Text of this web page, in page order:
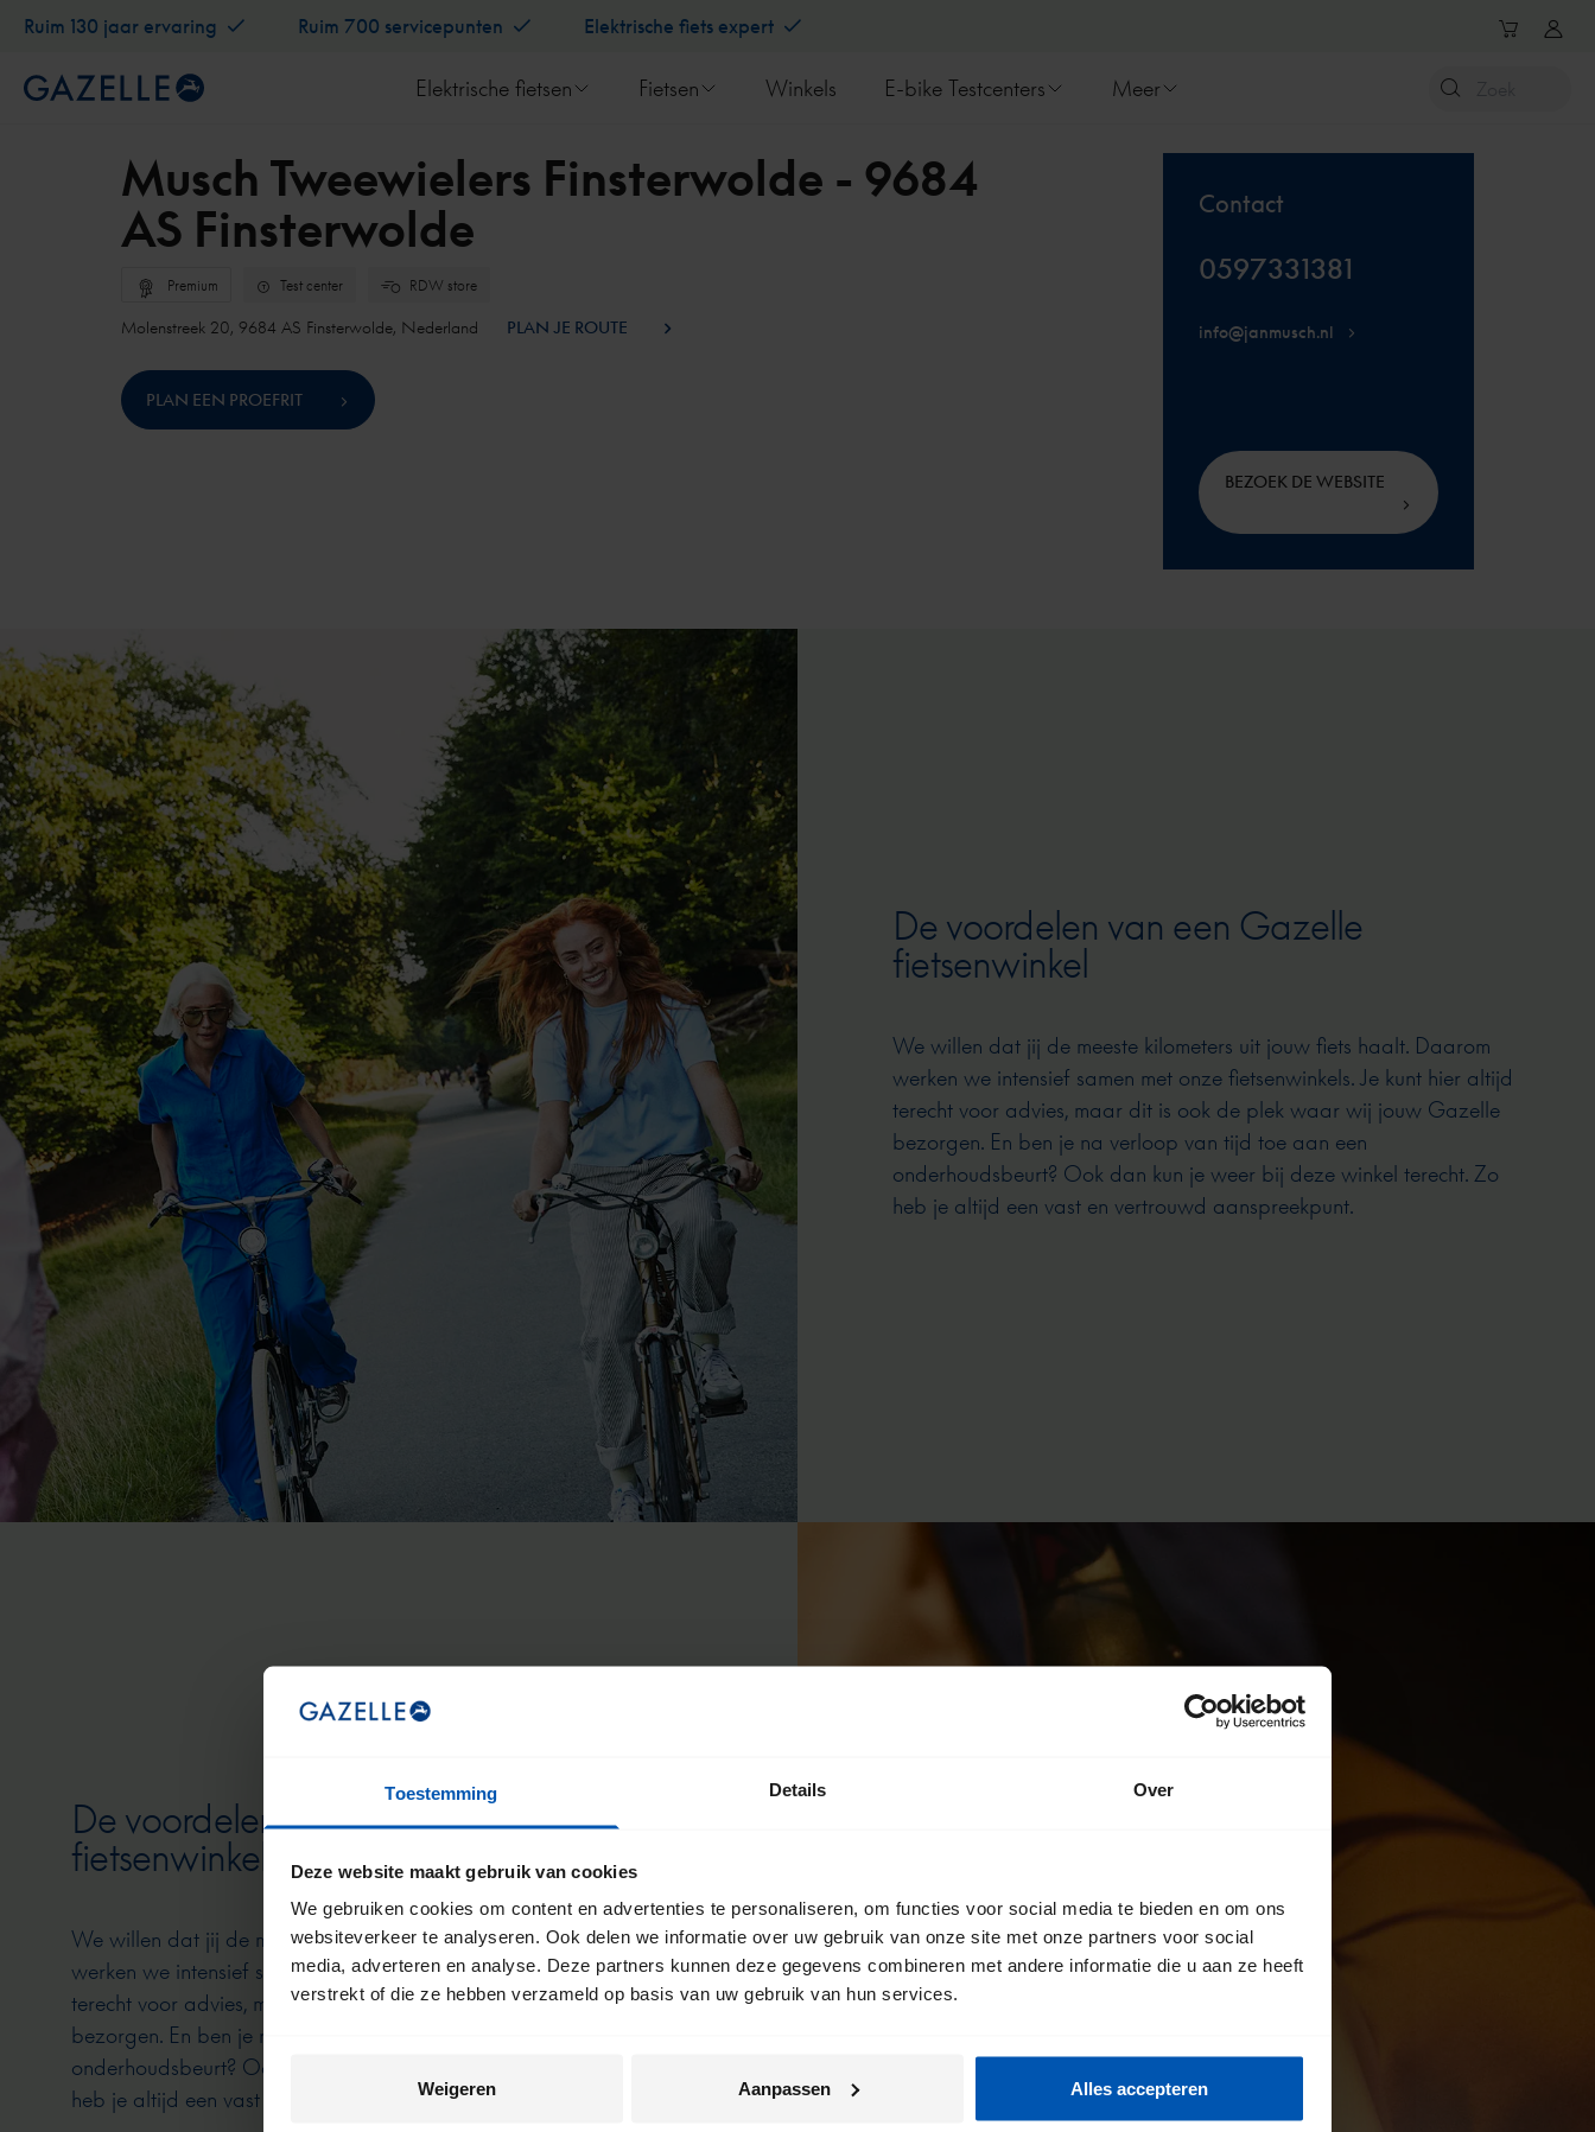
Toestemming Details Over
Deze website maakt gebruik van cookies
We gebruiken cookies om content en advertenties te personaliseren, om functies voor social media te bieden en om ons
websiteverkeer te analyseren. Ook delen we informatie over uw gebruik van onze site met onze partners voor social
media, adverteren en analyse. Deze partners kunnen deze gegevens combineren met andere informatie die u aan ze heeft
verstrekt of die ze hebben verzameld op basis van uw gebruik van hun services.
Weigeren Aanpassen Alles accepteren
Ruim 130 jaar ervaring Ruim 700 servicepunten Elektrische fiets expert
Elektrische fietsen Fietsen Winkels E-bike Testcenters Meer
Musch Tweewielers Finsterwolde - 9684
AS Finsterwolde
Premium Test center RDW store
Molenstreek 20, 9684 AS Finsterwolde, Nederland PLAN JE ROUTE
PLAN EEN PROEFRIT
Contact
0597331381
info@janmusch.nl
BEZOEK DE WEBSITE
De voordelen van een Gazelle
fietsenwinkel
We willen dat jij de meeste kilometers uit jouw fiets haalt. Daarom
werken we intensief samen met onze fietsenwinkels. Je kunt hier altijd
terecht voor advies, maar dit is ook de plek waar wij jouw Gazelle
bezorgen. En ben je na verloop van tijd toe aan een
onderhoudsbeurt? Ook dan kun je weer bij deze winkel terecht. Zo
heb je altijd een vast en vertrouwd aanspreekpunt.
De voordelen van een Gazelle
fietsenwinkel
We willen dat jij de meeste kilometers uit jouw fiets haalt. Daarom
werken we intensief samen met onze fietsenwinkels. Je kunt hier altijd
terecht voor advies, maar dit is ook de plek waar wij jouw Gazelle
bezorgen. En ben je na verloop van tijd toe aan een
onderhoudsbeurt? Ook dan kun je weer bij deze winkel terecht. Zo
heb je altijd een vast en vertrouwd aanspreekpunt.